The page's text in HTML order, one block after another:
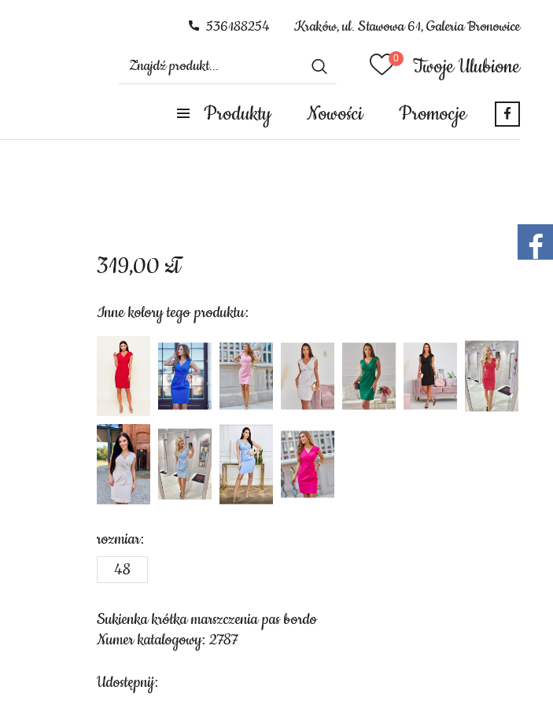
Kraków, ul. Stawowa 61, Galeria Bronowice
536188254
Twoje Ulubione
Produkty
Nowości Promocje
319,00 zł
Inne kolory tego produktu:
rozmiar:
48
Sukienka krótka marszczenia pas bordo
Numer katalogowy: 2787
Udostępnij: